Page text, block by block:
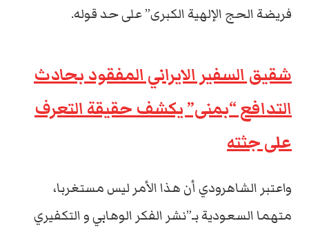
فريضة الحج الإلهية الكبرى” على حد قوله.
شقيق السفير الايراني المفقود بحادث
التدافع “بمنى” يكشف حقيقة التعرف
على جثته
واعتبر الشاهرودي أن هذا الأمر ليس مستغربا،
متهما السعودية بـ”نشر الفكر الوهابي و التكفيري